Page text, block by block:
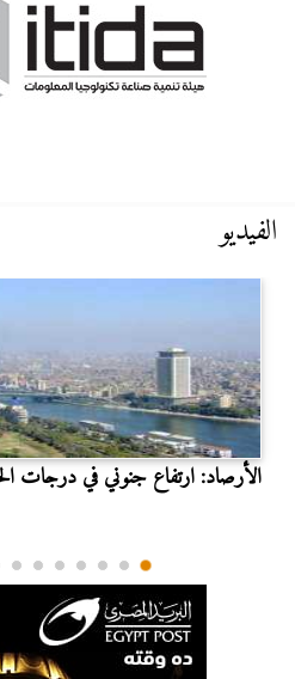
الفيديو
الأرصاد: ارتفاع جنوني في درجات الحرارة تصل